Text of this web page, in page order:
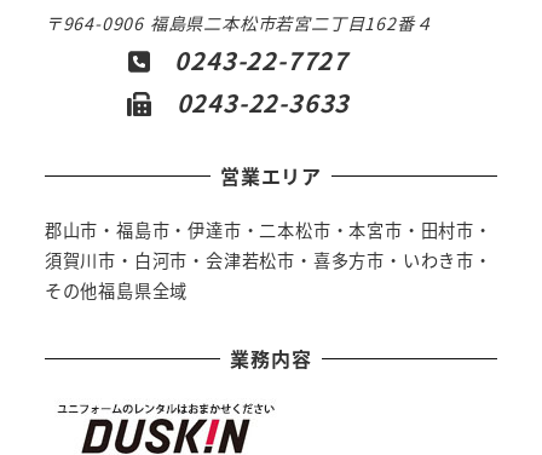
〒964-0906 福島県二本松市若宮二丁目162番４
0243-22-7727
0243-22-3633
営業エリア
郡山市・福島市・伊達市・二本松市・本宮市・田村市・
須賀川市・白河市・会津若松市・喜多方市・いわき市・
その他福島県全域
業務内容